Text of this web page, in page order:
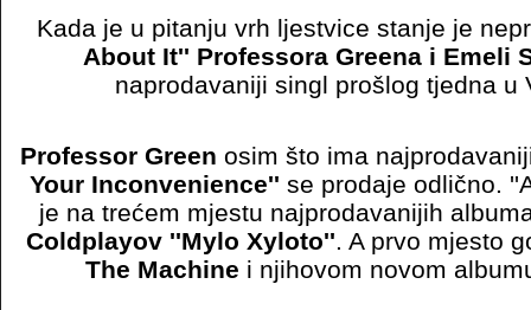
Kada je u pitanju vrh ljestvice stanje je
About It'' Professora Greena i Emeli
naprodavaniji singl prošlog tjedna u
Professor Green osim što ima
Your Inconvenience'' se prodaje odlično.
je na trećem mjestu najprodavanijih
Coldplayov ''Mylo Xyloto''. A prvo mjesto
The Machine i njihovom novom